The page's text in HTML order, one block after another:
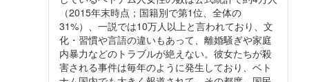
（2015年末時点；国籍別で第1位、全体の
31%）、一説では10万人以上と言われており、文
化・習慣や言語の違いもあって、離婚騒ぎや家庭
内暴力などのトラブルが絶えない。彼女たちが殺
害される事件は毎年のように発生しており、ベト